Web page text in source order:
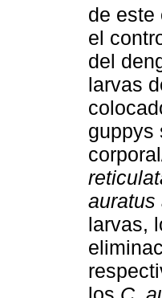
de este
el
del
larvas
guppys
auratus
larvas,